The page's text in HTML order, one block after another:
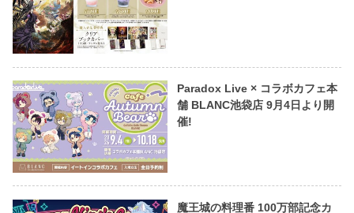
Paradox Live × コラボカフェ本
舗 BLANC池袋店 9月4日より開
催!
魔王城の料理番 100万部記念カ